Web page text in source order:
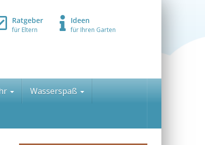
Ratgeber
für Eltern
Ideen
für Ihren Garten
Wasserspaß